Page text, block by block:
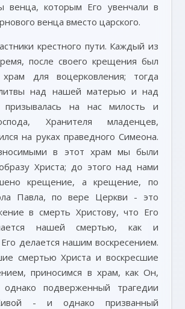
венца, которым Его увенчали в
венца вместо царского.
крестного пути. Каждый из
после своего крещения был
для воцерковления; тогда
над нашей матерью и над
призывалась на нас милость и
Хранителя младенцев,
на руках праведного Симеона.
в этот храм мы были
Христа; до этого над нами
крещение, а крещение, по
Павла, по вере Церкви - это
в смерть Христову, что Его
нашей смертью, как и
делается нашим воскресением.
смертью Христа и воскресшие
приносимся в храм, как Он,
подверженный трагедии
- и однако призванный